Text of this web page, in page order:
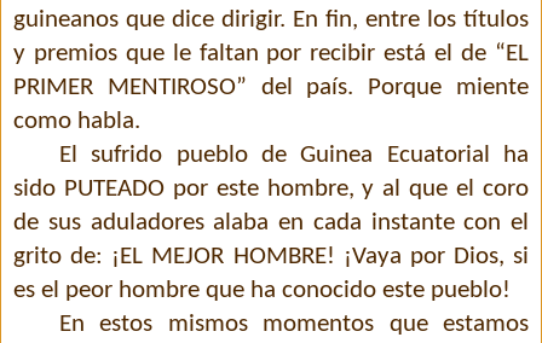
guineanos que dice dirigir. En fin, entre los títulos
y premios que le faltan por recibir está el de “EL
PRIMER MENTIROSO” del país. Porque miente
como habla.
El sufrido pueblo de Guinea Ecuatorial ha
sido PUTEADO por este hombre, y al que el coro
de sus aduladores alaba en cada instante con el
grito de: ¡EL MEJOR HOMBRE! ¡Vaya por Dios, si
es el peor hombre que ha conocido este pueblo!
En estos mismos momentos que estamos